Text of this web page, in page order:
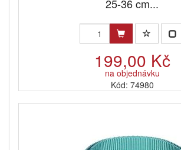
25-36 cm...
199,00 Kč
na objednávku
Kód: 74980